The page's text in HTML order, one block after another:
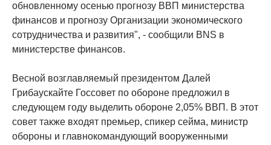
обновленному осенью прогнозу ВВП министерства
финансов и прогнозу Организации экономического
сотрудничества и развития", - сообщили BNS в
министерстве финансов.
Весной возглавляемый президентом Далей
Грибаускайте Госсовет по обороне предложил в
следующем году выделить обороне 2,05% ВВП. В этот
совет также входят премьер, спикер сейма, министр
обороны и главнокомандующий вооруженными